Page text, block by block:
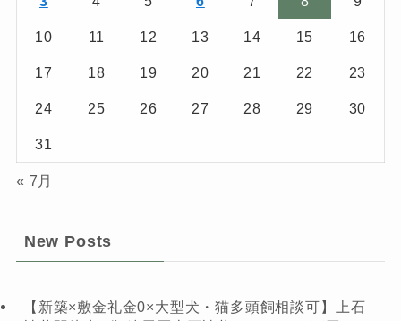
10 11 12 13 14 15 16
17 18 19 20 21 22 23
24 25 26 27 28 29 30
31
« 7月
New Posts
【新築×敷金礼金0×大型犬・猫多頭飼相談可】上石